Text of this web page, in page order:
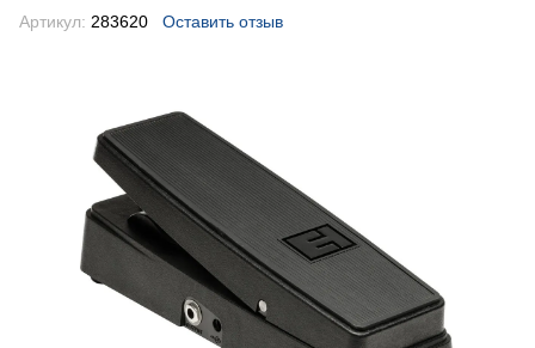
Артикул: 283620 Оставить отзыв